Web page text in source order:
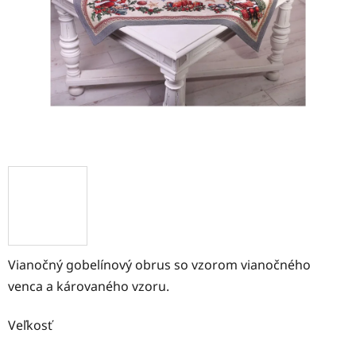
Vianočný gobelínový obrus so vzorom vianočného
venca a károvaného vzoru.
Veľkosť